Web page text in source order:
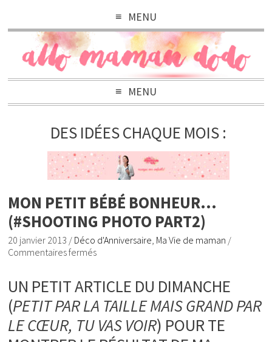
MENU
MENU
DES IDÉES CHAQUE MOIS :
MON PETIT BÉBÉ BONHEUR…
(#SHOOTING PHOTO PART2)
20 janvier 2013 / Déco d'Anniversaire Ma Vie de maman /
Commentaires fermés
UN PETIT ARTICLE DU DIMANCHE
(PETIT PAR LA TAILLE MAIS GRAND PAR
LE CŒUR, TU VAS VOIR) POUR TE